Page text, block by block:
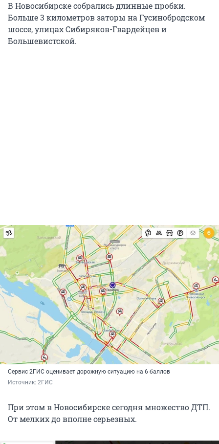
В Новосибирске собрались длинные пробки.
Больше 3 километров заторы на Гусинобродском
шоссе, улицах Сибиряков-Гвардейцев и
Большевистской.
Сервис 2ГИС оценивает дорожную ситуацию на 6 баллов
Источник: 2ГИС
При этом в Новосибирске сегодня множество ДТП.
От мелких до вполне серьезных.